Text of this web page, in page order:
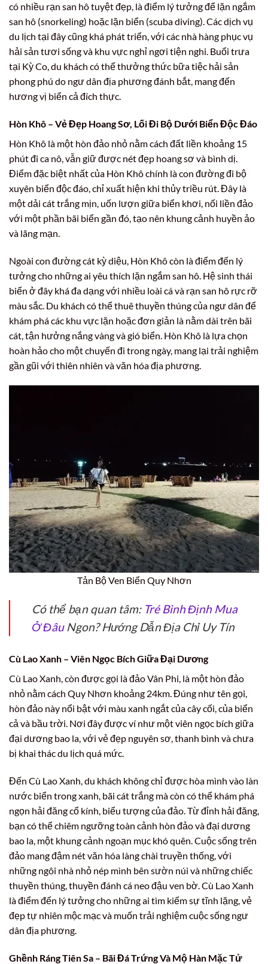
có nhiều rạn san hô tuyệt đẹp, là điểm lý tưởng để lặn ngắm
san hô (snorkeling) hoặc lặn biển (scuba diving). Các dịch vụ
du lịch tại đây cũng khá phát triển, với các nhà hàng phục vụ
hải sản tươi sống và khu vực nghỉ ngơi tiện nghi. Buổi trưa
tại Kỳ Co, du khách có thể thưởng thức bữa tiệc hải sản
phong phú do ngư dân địa phương đánh bắt, mang đến
hương vị biển cả đích thực.
Hòn Khô – Vẻ Đẹp Hoang Sơ, Lối Đi Bộ Dưới Biển Độc Đáo
Hòn Khô là một hòn đảo nhỏ nằm cách đất liền khoảng 15
phút đi ca nô, vẫn giữ được nét đẹp hoang sơ và bình dị.
Điểm đặc biệt nhất của Hòn Khô chính là con đường đi bộ
xuyên biển độc đáo, chỉ xuất hiện khi thủy triều rút. Đây là
một dải cát trắng mịn, uốn lượn giữa biển khơi, nối liền đảo
với một phần bãi biển gần đó, tạo nên khung cảnh huyền ảo
và lãng mạn.
Ngoài con đường cát kỳ diệu, Hòn Khô còn là điểm đến lý
tưởng cho những ai yêu thích lặn ngắm san hô. Hệ sinh thái
biển ở đây khá đa dạng với nhiều loài cá và rạn san hô rực rỡ
màu sắc. Du khách có thể thuê thuyền thúng của ngư dân để
khám phá các khu vực lặn hoặc đơn giản là nằm dài trên bãi
cát, tận hưởng nắng vàng và gió biển. Hòn Khô là lựa chọn
hoàn hảo cho một chuyến đi trong ngày, mang lại trải nghiệm
gần gũi với thiên nhiên và văn hóa địa phương.
Tản Bộ Ven Biển Quy Nhơn
Có thể bạn quan tâm: Tré Bình Định Mua
Ở ĐâuNgon? Hướng Dẫn Địa Chỉ Uy Tín
Cù Lao Xanh – Viên Ngọc Bích Giữa Đại Dương
Cù Lao Xanh, còn được gọi là đảo Vân Phi, là một hòn đảo
nhỏ nằm cách Quy Nhơn khoảng 24km. Đúng như tên gọi,
hòn đảo này nổi bật với màu xanh ngắt của cây cối, của biển
cả và bầu trời. Nơi đây được ví như một viên ngọc bích giữa
đại dương bao la, với vẻ đẹp nguyên sơ, thanh bình và chưa
bị khai thác du lịch quá mức.
Đến Cù Lao Xanh, du khách không chỉ được hòa mình vào làn
nước biển trong xanh, bãi cát trắng mà còn có thể khám phá
ngọn hải đăng cổ kính, biểu tượng của đảo. Từ đỉnh hải đăng,
bạn có thể chiêm ngưỡng toàn cảnh hòn đảo và đại dương
bao la, một khung cảnh ngoạn mục khó quên. Cuộc sống trên
đảo mang đậm nét văn hóa làng chài truyền thống, với
những ngôi nhà nhỏ nép mình bên sườn núi và những chiếc
thuyền thúng, thuyền đánh cá neo đậu ven bờ. Cù Lao Xanh
là điểm đến lý tưởng cho những ai tìm kiếm sự tĩnh lặng, vẻ
đẹp tự nhiên mộc mạc và muốn trải nghiệm cuộc sống ngư
dân địa phương.
Ghềnh Ráng Tiên Sa – Bãi Đá Trứng Và Mộ Hàn Mặc Tử